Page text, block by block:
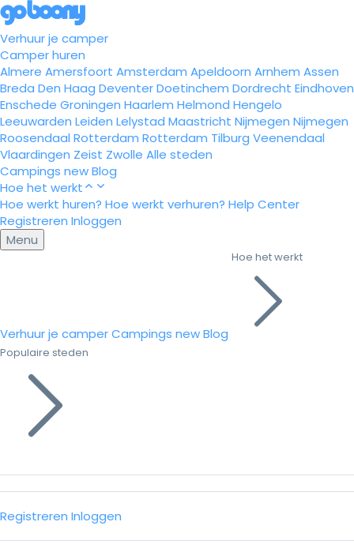
Verhuur je camper
Camper huren
Almere Amersfoort Amsterdam Apeldoorn Arnhem Assen
Breda Den Haag DeventerDoetinchem Dordrecht Eindhoven
Enschede Groningen Haarlem Helmond Hengelo
Leeuwarden Leiden Lelystad Maastricht Nijmegen Nijmegen
Roosendaal Rotterdam Rotterdam Tilburg Veenendaal
Vlaardingen Zeist Zwolle Alle steden
Campings newBlog
Hoe het werkt
Hoe werkt huren? Hoe werkt verhuren? Help Center
Registreren Inloggen
Menu
Verhuur je camperCampings newBlog
Hoe het werkt
Populaire steden
Registreren Inloggen